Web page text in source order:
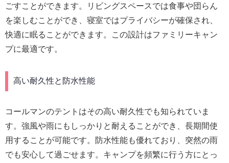
ごすことができます。リビングスペースでは食事や団らん
を楽しむことができ、寝室ではプライバシーが確保され、
快適に眠ることができます。この設計はファミリーキャン
プに最適です。
高い耐久性と防水性能
コールマンのテントはその高い耐久性でも知られていま
す。強風や雨にもしっかりと耐えることができ、長期間使
用することが可能です。防水性能も優れており、突然の雨
でも安心して過ごせます。キャンプを頻繁に行う方にとっ